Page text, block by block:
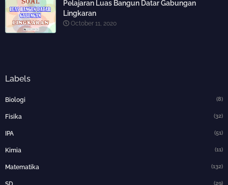
Pelajaran Luas Bangun Datar Gabungan
Lingkaran
October 11, 2020
Labels
Biologi (8)
Fisika (32)
IPA (51)
Kimia (11)
Matematika (132)
(29)